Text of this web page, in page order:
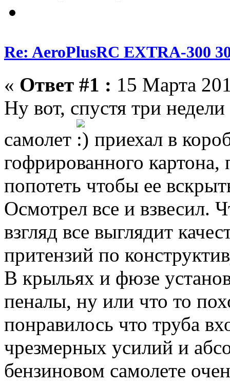
Re: AeroPlusRC EXTRA-300
« Ответ #1 : 15 Марта
Ну вот, спустя три
самолет
приехал в
гофрированного
попотеть чтобы ее
Осмотрел все и взвесил.
взгляд все выглядит
притензий по
В крыльях и фюзе
пеналы, ну или что то
понравилось что труба
чрезмерных усилий и
бензиновом самолете